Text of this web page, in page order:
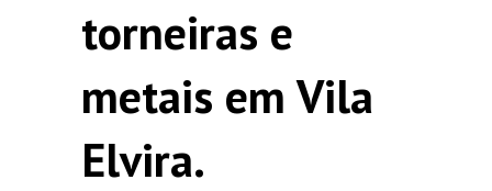
torneiras e
metais em Vila
Elvira.